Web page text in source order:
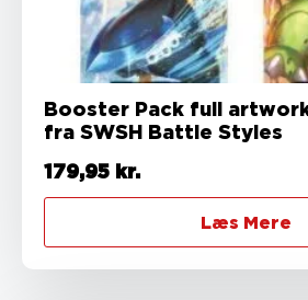
Booster Pack full
fra SWSH Battle Styles
179,95 kr.
Læs Mere